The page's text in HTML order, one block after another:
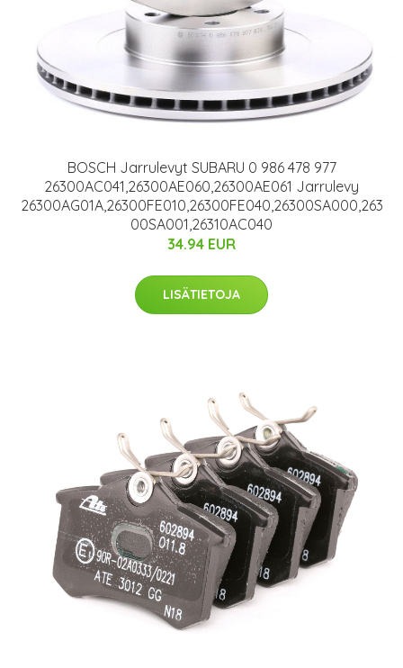
BOSCH Jarrulevyt SUBARU 0 986 478 977
26300AC041,26300AE060,26300AE061 Jarrulevy
26300AG01A,26300FE010,26300FE040,26300SA000,263
00SA001,26310AC040
34.94 EUR
LISÄTIETOJA